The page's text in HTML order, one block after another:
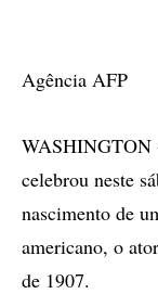
Agência AFP
WASHINGTON
celebrou neste
nascimento de
americano, o
de 1907.